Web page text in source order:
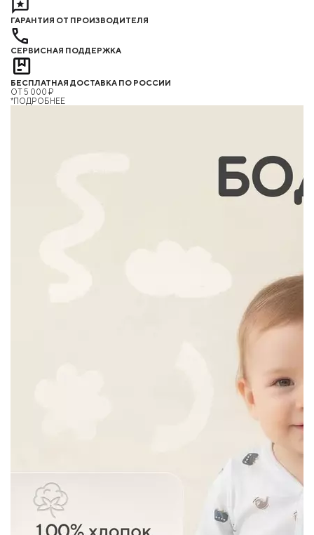
ГАРАНТИЯ ОТ ПРОИЗВОДИТЕЛЯ
СЕРВИСНАЯ ПОДДЕРЖКА
БЕСПЛАТНАЯ ДОСТАВКА ПО РОССИИ
ОТ 5 000 ₽
*ПОДРОБНЕЕ